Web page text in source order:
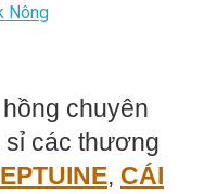
Nông
chuyên
sỉ các thương
, CÁI